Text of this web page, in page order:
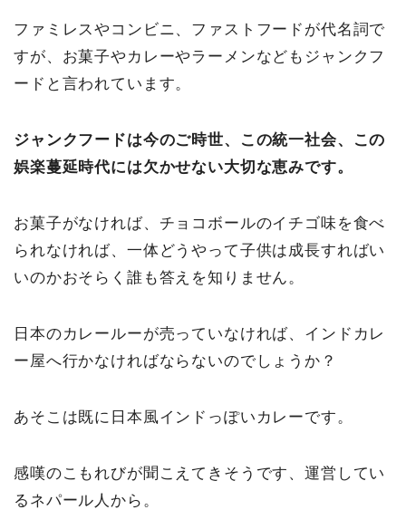
ファミレスやコンビニ、ファストフードが代名詞で
すが、お菓子やカレーやラーメンなどもジャンクフ
ードと言われています。
ジャンクフードは今のご時世、この統一社会、この
娯楽蔓延時代には欠かせない大切な恵みです。
お菓子がなければ、チョコボールのイチゴ味を食べ
られなければ、一体どうやって子供は成長すればい
いのかおそらく誰も答えを知りません。
日本のカレールーが売っていなければ、インドカレ
ー屋へ行かなければならないのでしょうか？
あそこは既に日本風インドっぽいカレーです。
感嘆のこもれびが聞こえてきそうです、運営してい
るネパール人から。